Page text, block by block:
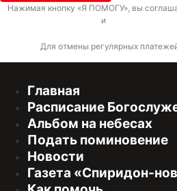
Нажимая кнопку «Я ПОМОГУ», вы
и
Для отмены регулярных
Главная
Расписание
Альбом на небесах
Подать поминовение
Новости
Газета «Спиридон-